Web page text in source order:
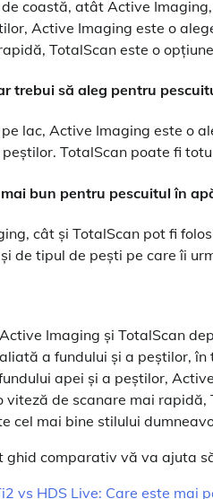
coastă, atât Active
Active Imaging este o
TotalScan este o
trebui să aleg pentru
lac, Active Imaging este o
TotalScan poate fi
bun pentru pescuitul în
cât și TotalScan pot fi
de tipul de pești pe care îi
Imaging și TotalScan
a fundului și a peștilor,
apei și a peștilor,
viteză de scanare mai
cel mai bine stilului
ghid comparativ vă va ajuta
vs HDS Live: Care este mai